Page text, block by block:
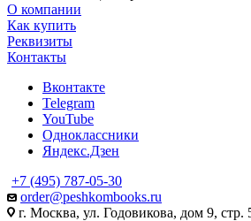
О компании
Как купить
Реквизиты
Контакты
Вконтакте
Telegram
YouTube
Одноклассники
Яндекс.Дзен
+7 (495) 787-05-30
order@peshkombooks.ru
г. Москва, ул. Годовикова, дом 9, стр.